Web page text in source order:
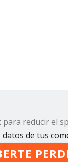
para reducir el
de tus